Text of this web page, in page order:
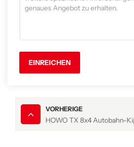
EINREICHEN
VORHERIGE
HOWO TX 8x4 Autobahn-